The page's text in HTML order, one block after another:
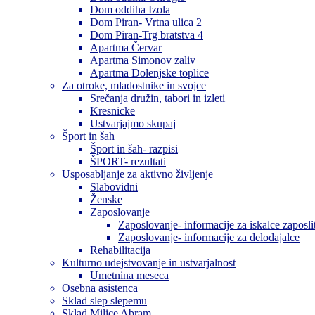
Dom oddiha Izola
Dom Piran- Vrtna ulica 2
Dom Piran-Trg bratstva 4
Apartma Červar
Apartma Simonov zaliv
Apartma Dolenjske toplice
Za otroke, mladostnike in svojce
Srečanja družin, tabori in izleti
Kresnicke
Ustvarjajmo skupaj
Šport in šah
Šport in šah- razpisi
ŠPORT- rezultati
Usposabljanje za aktivno življenje
Slabovidni
Ženske
Zaposlovanje
Zaposlovanje- informacije za iskalce
Zaposlovanje- informacije za delodajalce
Rehabilitacija
Kulturno udejstvovanje in ustvarjalnost
Umetnina meseca
Osebna asistenca
Sklad slep slepemu